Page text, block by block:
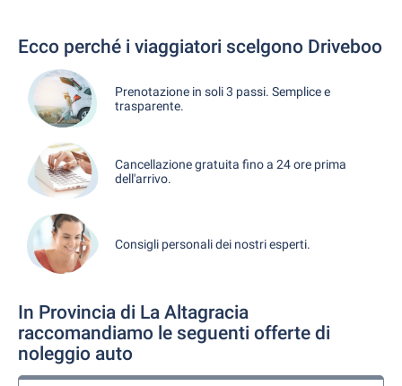
Ecco perché i viaggiatori scelgono Driveboo
Prenotazione in soli 3 passi. Semplice e
trasparente.
Cancellazione gratuita fino a 24 ore prima
dell'arrivo.
Consigli personali dei nostri esperti.
In Provincia di La Altagracia
raccomandiamo le seguenti offerte di
noleggio auto